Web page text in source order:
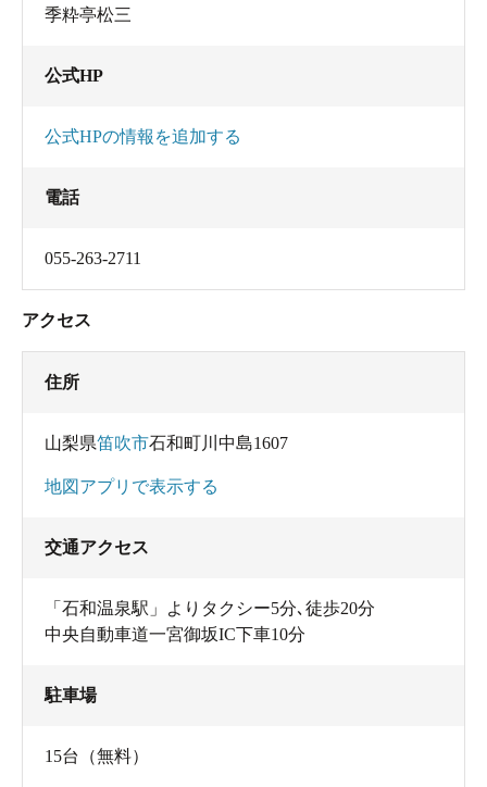
季粋亭松三
公式HP
公式HPの情報を追加する
電話
055-263-2711
アクセス
住所
山梨県笛吹市石和町川中島1607
地図アプリで表示する
交通アクセス
「石和温泉駅」よりタクシー5分､徒歩20分
中央自動車道一宮御坂IC下車10分
駐車場
15台（無料）